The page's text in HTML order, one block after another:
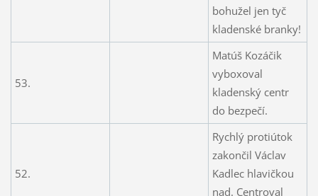
bohužel jen tyč
kladenské branky!
53.
Matúš Kozáčik
vyboxoval
kladenský centr
do bezpečí.
52.
Rychlý protiútok
zakončil Václav
Kadlec hlavičkou
nad. Centroval